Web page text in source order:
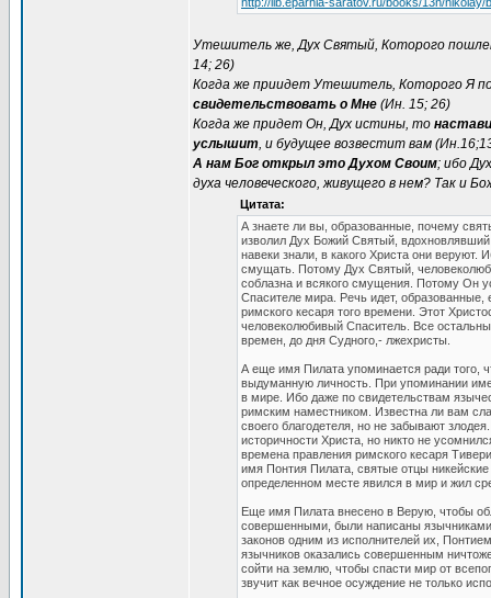
Утешитель же, Дух Святый, Которого
14; 26)
Когда же приидет Утешитель, Которого Я
свидетельствовать о Мне (Ин. 15; 26)
Когда же придет Он, Дух истины, то
услышит, и будущее возвестит вам
А нам Бог открыл это Духом Своим; ибо
духа человеческого, живущего в нем? Так и
Цитата:
А знаете ли вы, образованные, почему
изволил Дух Божий Святый,
навеки знали, в какого Христа они
смущать. Потому Дух Святый,
соблазна и всякого смущения. Потому Он
Спасителе мира. Речь идет, образованные,
римского кесаря того времени. Этот
человеколюбивый Спаситель. Все
времен, до дня Судного,- лжехристы.
А еще имя Пилата упоминается ради того,
выдуманную личность. При упоминании
в мире. Ибо даже по свидетельствам
римским наместником. Известна ли вам
своего благодетеля, но не забывают
историчности Христа, но никто не
времена правления римского кесаря
имя Понтия Пилата, святые отцы
определенном месте явился в мир и жил
Еще имя Пилата внесено в Верую, чтобы
совершенными, были написаны
законов одним из исполнителей их,
язычников оказались совершенным
сойти на землю, чтобы спасти мир от
звучит как вечное осуждение не только